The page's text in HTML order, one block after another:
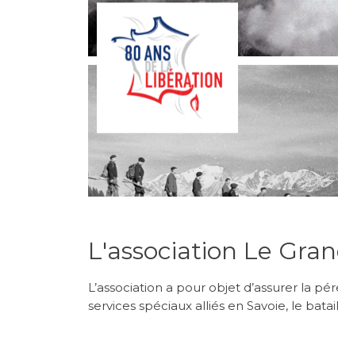
L'association Le
L’association a pour objet d’assurer la
services spéciaux alliés en Savoie, le